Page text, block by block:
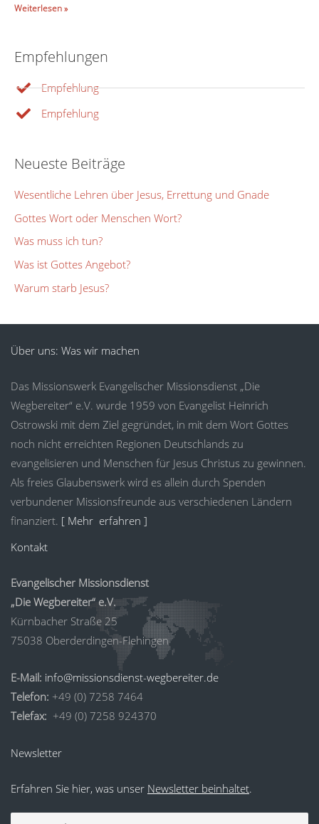
Weiterlesen »
Empfehlungen
Empfehlung
Empfehlung
Neueste Beiträge
Wesentliche Lehren über Jesus, Errettung und Gnade
Gottes Wort oder Menschen Wort?
Was muss ich tun?
Was ist Gottes Angebot?
Warum starb Jesus?
Über uns: Was wir machen
Das Missionswerk Evangelischer Missionsdienst „Die
Wegbereiter“ e.V. wurde 1959 von Evangelist Heinrich
Ostrowski mit dem Ziel gegründet, in mit dem Wort Gottes
noch nicht erreichten Regionen Deutschlands zu
evangelisieren und Menschen für Jesus Christus zu gewinnen.
Als freies Glaubenswerk wird es allein durch Spenden
verbundener Missionsfreunde aus verschiedenen Ländern
finanziert. [ Mehr erfahren ]
Kontakt
Evangelischer Missionsdienst
„Die Wegbereiter“ e.V.
Kürnbacher Straße 25
75038 Oberderdingen-Flehingen
E-Mail: info@missionsdienst-wegbereiter.de
Telefon: +49 (0) 7258 7464
Telefax: +49 (0) 7258 924370
Newsletter
Erfahren Sie hier, was unser Newsletter beinhaltet.